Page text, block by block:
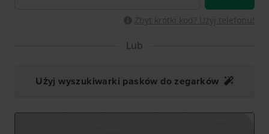
Zbyt krótki kod? Użyj telefonu!
Lub
Użyj wyszukiwarki pasków do zegarków